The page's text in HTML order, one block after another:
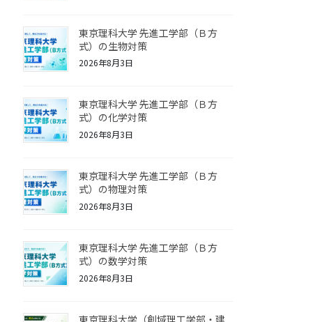
東京理科大学 先進工学部（Ｂ方
式）の生物対策
2026年8月3日
東京理科大学 先進工学部（Ｂ方
式）の化学対策
2026年8月3日
東京理科大学 先進工学部（Ｂ方
式）の物理対策
2026年8月3日
東京理科大学 先進工学部（Ｂ方
式）の数学対策
2026年8月3日
東京理科大学（創域理工学部・建